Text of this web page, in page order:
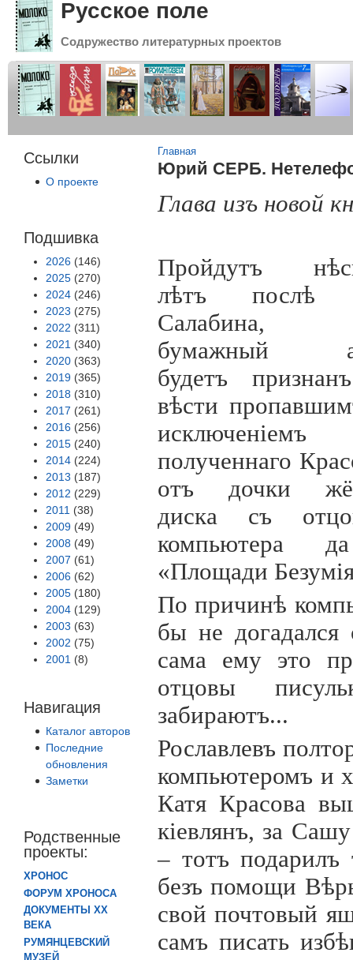
Русское поле
Содружество литературных проектов
Ссылки
О проекте
Подшивка
2026 (146)
2025 (270)
2024 (246)
2023 (275)
2022 (311)
2021 (340)
2020 (363)
2019 (365)
2018 (310)
2017 (261)
2016 (256)
2015 (240)
2014 (224)
2013 (187)
2012 (229)
2011 (38)
2009 (49)
2008 (49)
2007 (61)
2006 (62)
2005 (180)
2004 (129)
2003 (63)
2002 (75)
2001 (8)
Навигация
Каталог авторов
Последние
обновления
Заметки
Родственные
проекты:
ХРОНОС
ФОРУМ ХРОНОСА
ДОКУМЕНТЫ XX
ВЕКА
РУМЯНЦЕВСКИЙ
МУЗЕЙ
Вы здесь
Главная
Юрий СЕРБ.
Глава изъ новой
Пройдутъ
лѣтъ послѣ
Салабина,
бумажный
будетъ
вѣсти
исключенiемъ
полученнаго
отъ дочки
диска съ
компьютера
«Площади Безумi
По причинѣ
бы не догадался
сама ему это
отцовы
забираютъ...
Рославлевъ
компьютеромъ и
Катя Красова
кiевлянъ, за
– тотъ подарилъ
безъ помощи
свой почтовый
самъ писать